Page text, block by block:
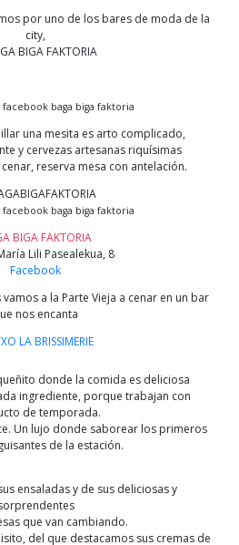
por uno de los bares de moda de la
city,
BIGA FAKTORIA
baga biga faktoria
una mesita es arto complicado,
y cervezas artesanas riquísimas
reserva mesa con antelación.
baga biga faktoria
BIGA FAKTORIA
Lili Pasealekua, 8
Facebook
a la Parte Vieja a cenar en un bar
nos encanta
LA BRISSIMERIE
donde la comida es deliciosa
ingrediente, porque trabajan con
de temporada.
Un lujo donde saborear los primeros
de la estación.
ensaladas y de sus deliciosas y
que van cambiando.
del que destacamos sus cremas de